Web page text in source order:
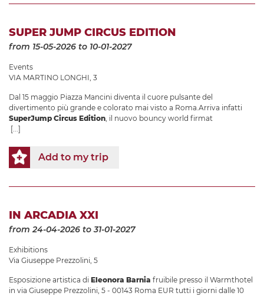
SUPER JUMP CIRCUS EDITION
from 15-05-2026 to 10-01-2027
Events
VIA MARTINO LONGHI, 3
Dal 15 maggio Piazza Mancini diventa il cuore pulsante del
divertimento più grande e colorato mai visto a Roma.Arriva infatti
SuperJump Circus Edition, il nuovo bouncy world firmat
[...]
Add to my trip
IN ARCADIA XXI
from 24-04-2026 to 31-01-2027
Exhibitions
Via Giuseppe Prezzolini, 5
Esposizione artistica di Eleonora Barnia fruibile presso il Warmthotel
in via Giuseppe Prezzolini, 5 - 00143 Roma EUR tutti i giorni dalle 10